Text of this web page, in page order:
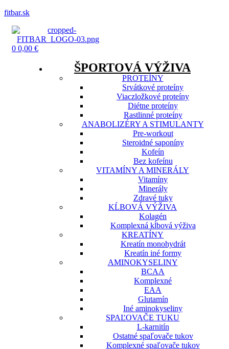
fitbar.sk
Menu
0 0,00 €
ŠPORTOVÁ VÝŽIVA
PROTEÍNY
Srvátkové proteíny
Viaczložkové proteíny
Diétne proteíny
Rastlinné proteíny
ANABOLIZÉRY A STIMULANTY
Pre-workout
Steroidné saponíny
Kofeín
Bez kofeínu
VITAMÍNY A MINERÁLY
Vitamíny
Minerály
Zdravé tuky
KĹBOVÁ VÝŽIVA
Kolagén
Komplexná kĺbová výživa
KREATÍNY
Kreatín monohydrát
Kreatín iné formy
AMINOKYSELINY
BCAA
Komplexné
EAA
Glutamín
Iné aminokyseliny
SPAĽOVAČE TUKU
L-karnitín
Ostatné spaľovače tukov
Komplexné spaľovače tukov